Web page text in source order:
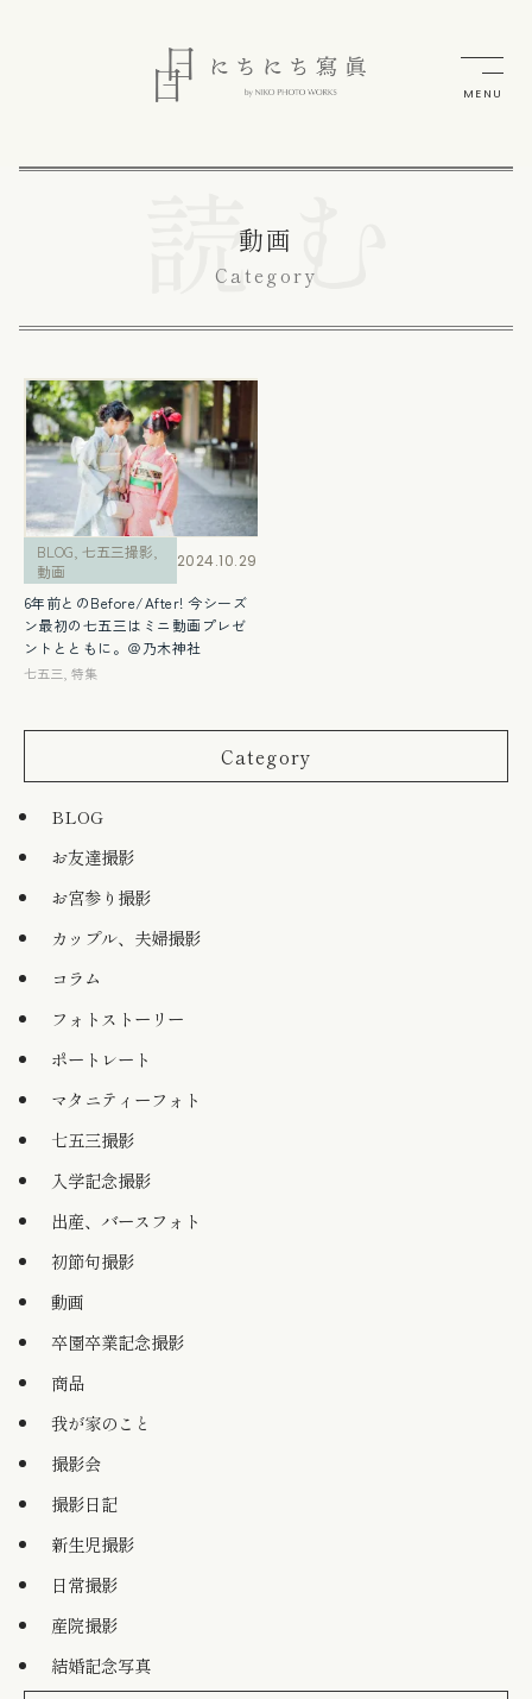
MENU
動画
Category
BLOG 七五三撮影
動画
2024.10.29
6年前とのBefore/After! 今シーズ
ン最初の七五三はミニ動画プレゼ
ントとともに。＠乃木神社
七五三, 特集
Category
BLOG
お友達撮影
お宮参り撮影
カップル、夫婦撮影
コラム
フォトストーリー
ポートレート
マタニティーフォト
七五三撮影
入学記念撮影
出産、バースフォト
初節句撮影
動画
卒園卒業記念撮影
商品
我が家のこと
撮影会
撮影日記
新生児撮影
日常撮影
産院撮影
結婚記念写真